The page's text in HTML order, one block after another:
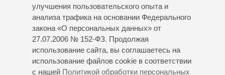
улучшения пользовательского опыта и
анализа трафика на основании Федерального
закона «О персональных данных» от
27.07.2006 № 152-ФЗ. Продолжая
использование сайта, вы соглашаетесь на
использование файлов cookie в соответствии
с нашей Политикой обработки персональных
ноября,2013 19:00, Сб